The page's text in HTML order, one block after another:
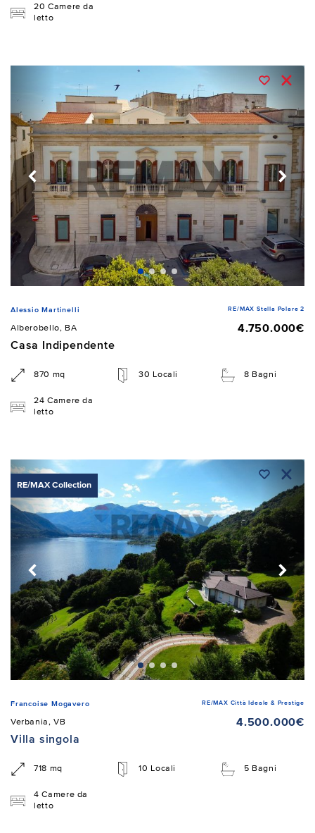
20 Camere da
letto
Alessio Martinelli RE/MAX Stella Polare 2
Alberobello, BA
4.750.000€
Casa Indipendente
870 mq 30 Locali 8 Bagni
24 Camere da
letto
RE/MAX Collection
Francoise Mogavero RE/MAX Città Ideale & Prestige
Verbania, VB
4.500.000€
Villa singola
718 mq 10 Locali 5 Bagni
4 Camere da
letto